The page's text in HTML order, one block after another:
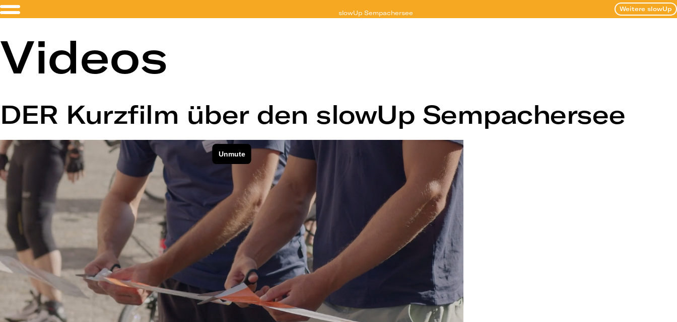
slowUp Sempachersee
Weitere slowUp
Videos
DER Kurzfilm über den slowUp Sempachersee